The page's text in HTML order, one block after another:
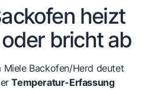
heizt
bricht ab
Backofen/Herd deutet
Temperatur-Erfassung